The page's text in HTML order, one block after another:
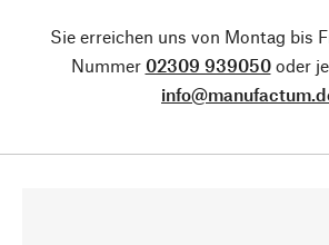
Sie erreichen uns von Montag bis
Nummer 02309 939050oder